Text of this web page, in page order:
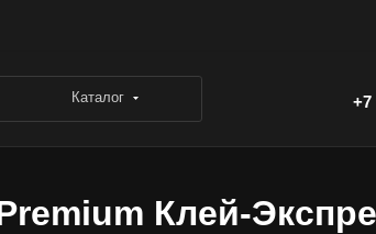
Каталог +7
Клей-